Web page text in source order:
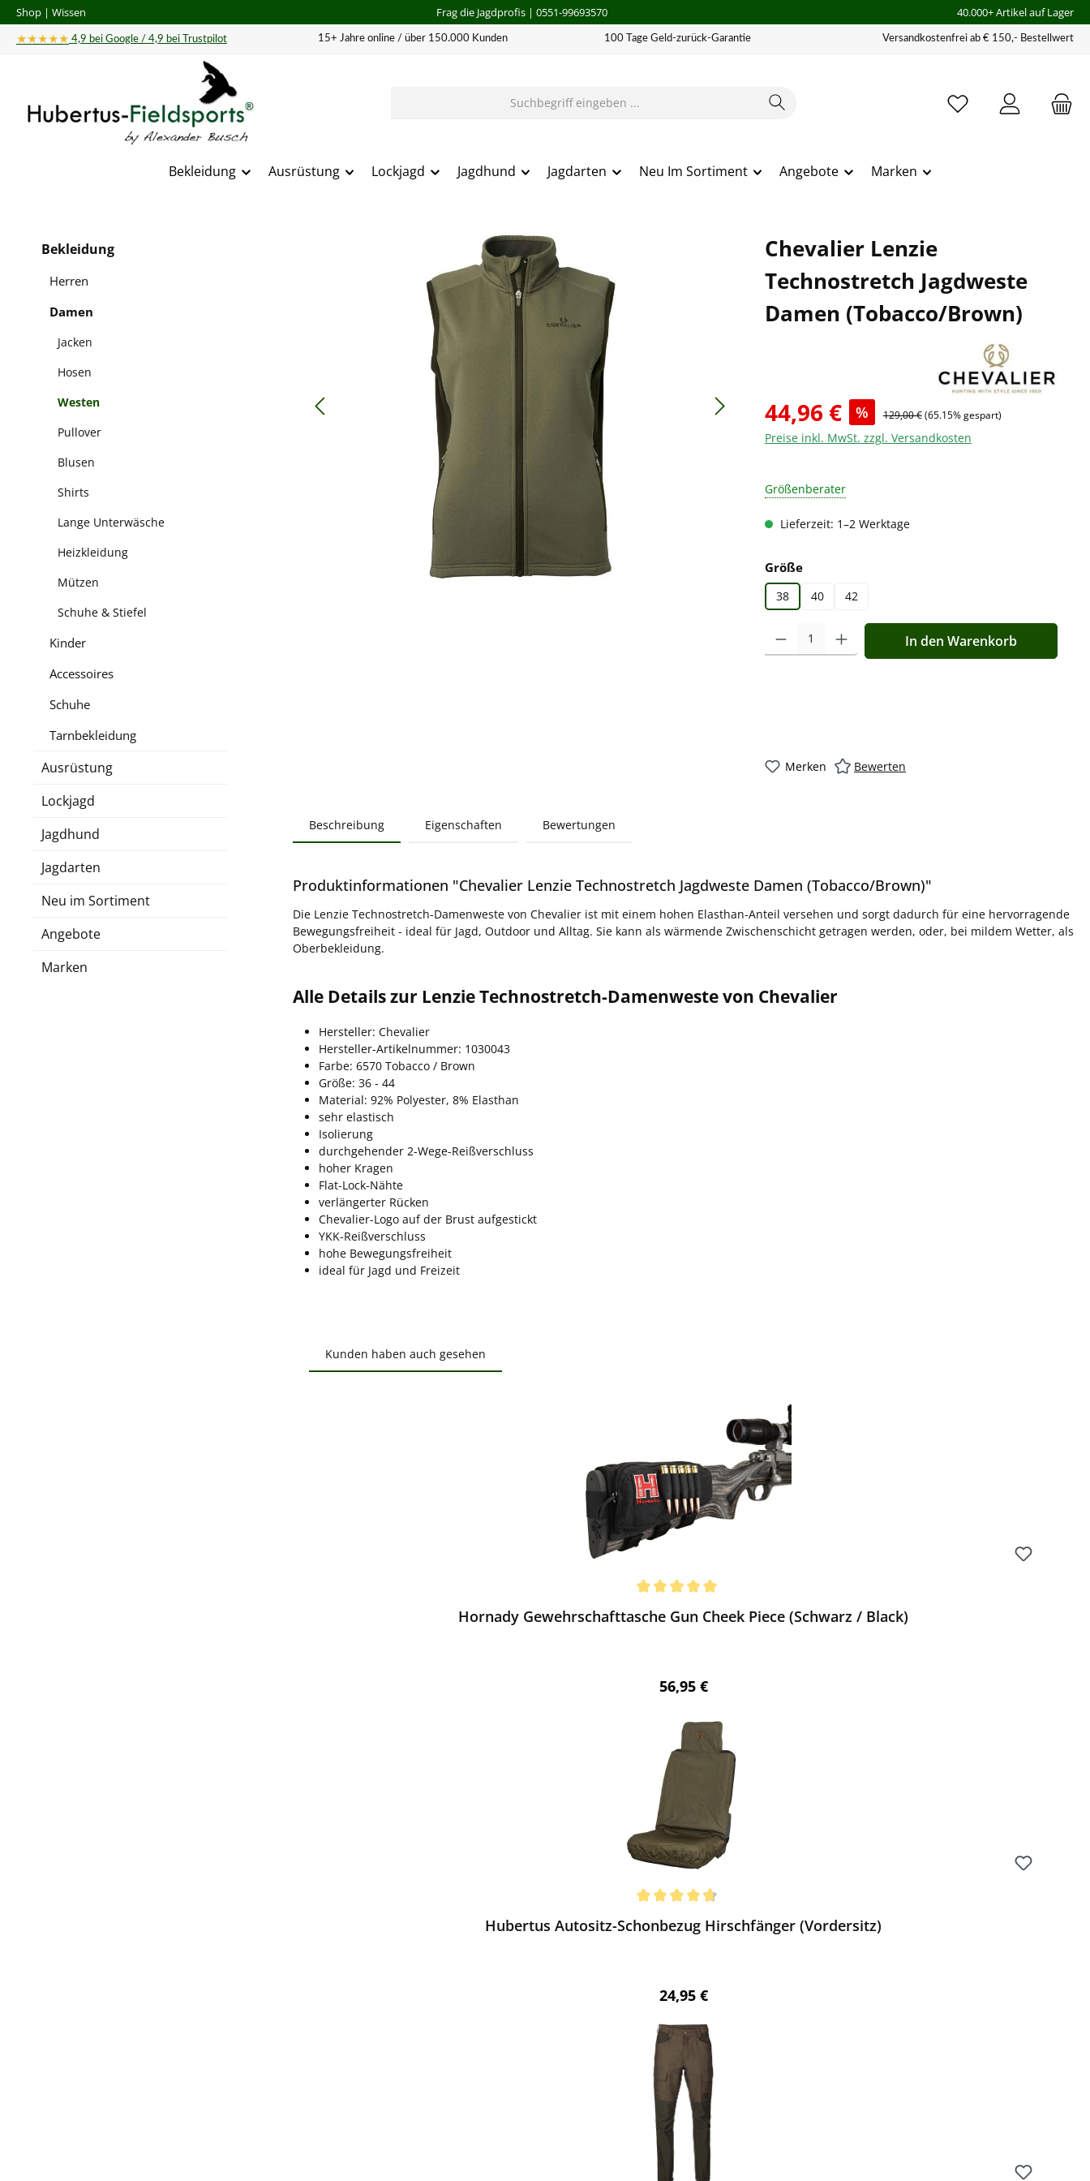
Hauptinhalt springen
Zur Suche springen
Zur Hauptnavigation springen
Shop | Wissen Frag die Jagdprofis| 0551-99693570 40.000+ Artikel auf Lager
★★★★★ 4,9 bei Google / 4,9 bei Trustpilot 15+ Jahre online / über 150.000 Kunden 100 Tage Geld-zurück-Garantie Versandkostenfrei ab € 150,- Bestellwert
Bekleidung Ausrüstung Lockjagd Jagdhund Jagdarten Neu Im Sortiment Angebote Marken
Bekleidung
Herren
Damen
Jacken
Hosen
Westen
Pullover
Blusen
Shirts
Lange Unterwäsche
Heizkleidung
Mützen
Schuhe & Stiefel
Kinder
Accessoires
Schuhe
Tarnbekleidung
Ausrüstung
Lockjagd
Jagdhund
Jagdarten
Neu im Sortiment
Angebote
Marken
Chevalier Lenzie
Technostretch Jagdweste
Damen (Tobacco/Brown)
44,96 € % 129,00 €(65.15% gespart)
Preise inkl. MwSt. zzgl. Versandkosten
Größenberater
Lieferzeit: 1–2 Werktage
Größeauswählen
38 40 42
Produkt Anzahl: Gib den gewünschten Wert ein oder
In den Warenkorb
Merken Bewerten
Beschreibung Eigenschaften Bewertungen
Produktinformationen "Chevalier Lenzie Technostretch Jagdweste Damen (Tobacco/Brown)"
Die Lenzie Technostretch-Damenweste von Chevalier ist mit einem hohen Elasthan-Anteil versehen und sorgt dadurch für eine hervorragende
Bewegungsfreiheit - ideal für Jagd, Outdoor und Alltag. Sie kann als wärmende Zwischenschicht getragen werden, oder, bei mildem Wetter, als
Oberbekleidung.
Alle Details zur Lenzie Technostretch-Damenweste von Chevalier
Hersteller: Chevalier
Hersteller-Artikelnummer: 1030043
Farbe: 6570 Tobacco / Brown
Größe: 36 - 44
Material: 92% Polyester, 8% Elasthan
sehr elastisch
Isolierung
durchgehender 2-Wege-Reißverschluss
hoher Kragen
Flat-Lock-Nähte
verlängerter Rücken
Chevalier-Logo auf der Brust aufgestickt
YKK-Reißverschluss
hohe Bewegungsfreiheit
ideal für Jagd und Freizeit
Kunden haben auch gesehen
Hornady Gewehrschafttasche Gun Cheek Piece (Schwarz / Black)
Regulärer Preis:
56,95 €
Hubertus Autositz-Schonbezug Hirschfänger (Vordersitz)
Regulärer Preis:
24,95 €